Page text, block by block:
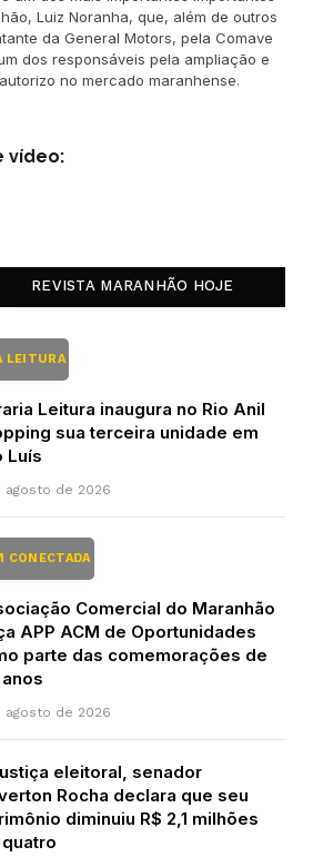
Luiz Noranha, que, além de outros
da General Motors, pela Comave
dos responsáveis pela ampliação e
no mercado maranhense.
vídeo:
REVISTA MARANHÃO HOJE
LEITURA
Leitura inaugura no Rio Anil
sua terceira unidade em
Luís
agosto de 2026
CONECTADA
Comercial do Maranhão
APP ACM de Oportunidades
parte das comemorações de
anos
agosto de 2026
eleitoral, senador
Rocha declara que seu
diminuiu R$ 2,1 milhões